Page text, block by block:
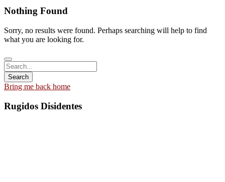
Nothing Found
Sorry, no results were found. Perhaps searching will help to find
what you are looking for.
Bring me back home
Rugidos Disidentes